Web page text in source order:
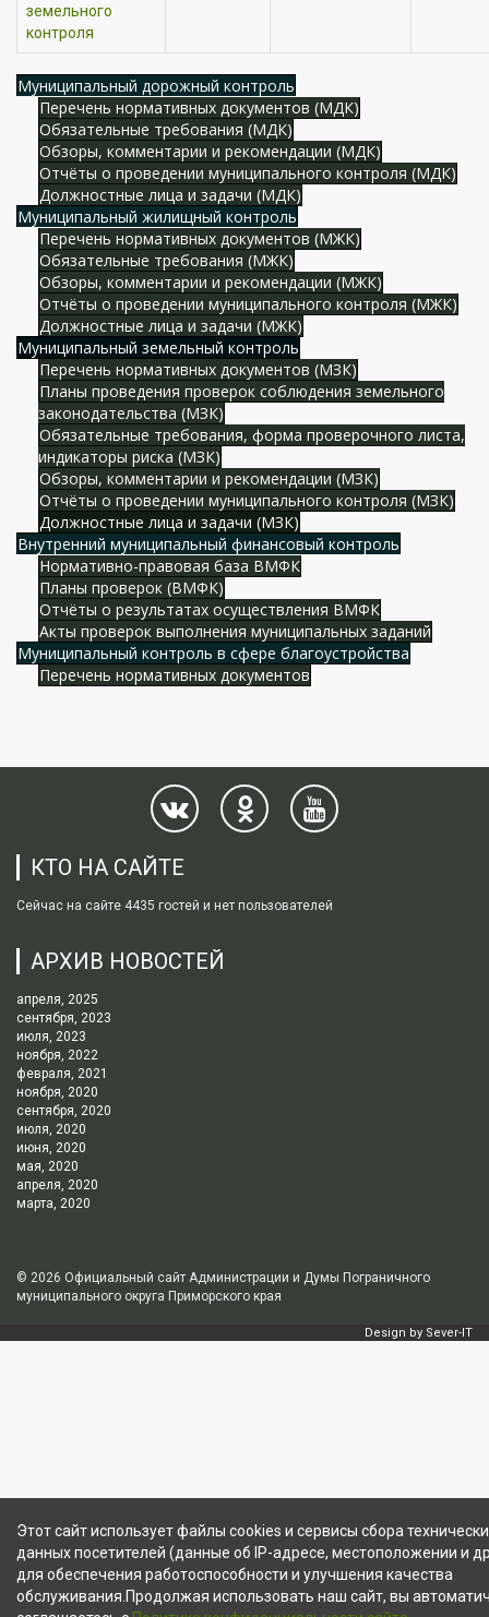
земельного
контроля
Муниципальный дорожный контроль
Перечень нормативных документов (МДК)
Обязательные требования (МДК)
Обзоры, комментарии и рекомендации (МДК)
Отчёты о проведении муниципального контроля (МДК)
Должностные лица и задачи (МДК)
Муниципальный жилищный контроль
Перечень нормативных документов (МЖК)
Обязательные требования (МЖК)
Обзоры, комментарии и рекомендации (МЖК)
Отчёты о проведении муниципального контроля (МЖК)
Должностные лица и задачи (МЖК)
Муниципальный земельный контроль
Перечень нормативных документов (МЗК)
Планы проведения проверок соблюдения земельного
законодательства (МЗК)
Обязательные требования, форма проверочного листа,
индикаторы риска (МЗК)
Обзоры, комментарии и рекомендации (МЗК)
Отчёты о проведении муниципального контроля (МЗК)
Должностные лица и задачи (МЗК)
Внутренний муниципальный финансовый контроль
Нормативно-правовая база ВМФК
Планы проверок (ВМФК)
Отчёты о результатах осуществления ВМФК
Акты проверок выполнения муниципальных заданий
Муниципальный контроль в сфере благоустройства
Перечень нормативных документов
КТО НА САЙТЕ
Сейчас на сайте 4435 гостей и нет пользователей
АРХИВ НОВОСТЕЙ
апреля, 2025
сентября, 2023
июля, 2023
ноября, 2022
февраля, 2021
ноября, 2020
сентября, 2020
июля, 2020
июня, 2020
мая, 2020
апреля, 2020
марта, 2020
© 2026 Официальный сайт Администрации и Думы Пограничного
муниципального округа Приморского края
Design by Sever-IT
Этот сайт использует файлы cookies и сервисы сбора
данных посетителей (данные об IP-адресе, местоположении и
для обеспечения работоспособности и улучшения качества
обслуживания.Продолжая использовать наш сайт, вы